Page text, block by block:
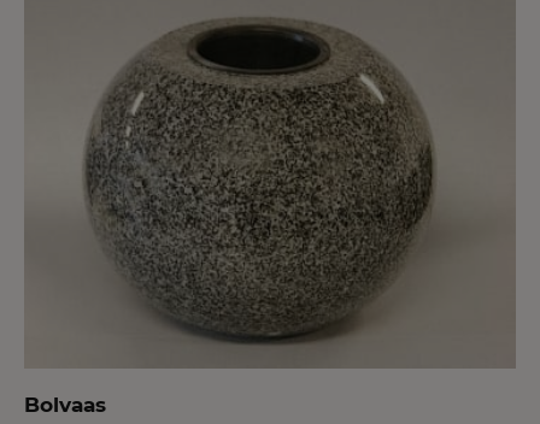
Bolvaas